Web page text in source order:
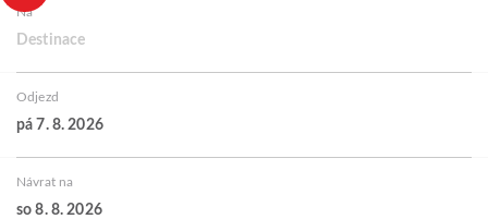
Na
Destinace
Odjezd
pá 7. 8. 2026
Návrat na
so 8. 8. 2026